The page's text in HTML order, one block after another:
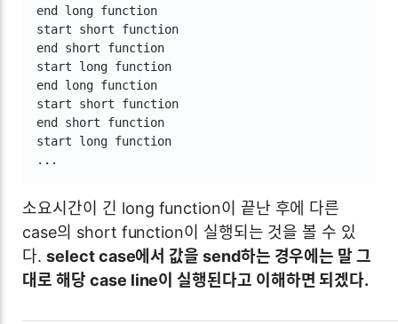
end long function
start short function
end short function
start long function
end long function
start short function
end short function
start long function
...
소요시간이 긴 long function이 끝난 후에 다른
case의 short function이 실행되는 것을 볼 수 있
다.select case에서 값을 send하는 경우에는 말 그
대로 해당 case line이 실행된다고 이해하면 되겠다.